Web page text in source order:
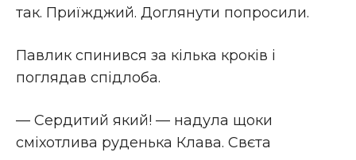
так. Приїжджий. Доглянути попросили.
Павлик спинився за кілька кроків і
поглядав спідлоба.
— Сердитий який! — надула щоки
сміхотлива руденька Клава. Свєта